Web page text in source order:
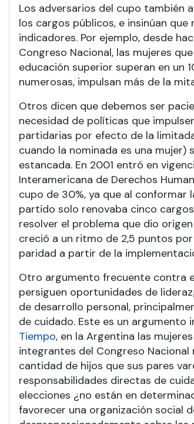
Los adversarios del cupo también
los cargos públicos, e insinúan
indicadores. Por ejemplo, desde
Congreso Nacional, las mujeres
educación superior superan en un
numerosas, impulsan más de la
Otros dicen que debemos ser
necesidad de políticas que
partidarias por efecto de la
cuando la nominada es una
estancada. En 2001 entró en
Interamericana de Derechos
cupo de 30%, ya que al
partido solo renovaba cinco
resolver el problema que dio
creció a un ritmo de 2,5 puntos
paridad a partir de la
Otro argumento frecuente contra
persiguen oportunidades de
de desarrollo personal,
de cuidado. Este es un
Tiempo, en la Argentina las
integrantes del Congreso
cantidad de hijos que sus pares
responsabilidades directas de
elecciones ¿no están en
favorecer una organización social